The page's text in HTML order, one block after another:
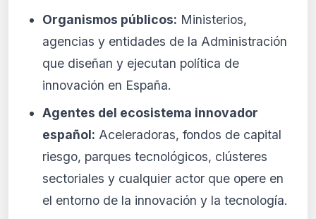
Organismos públicos: Ministerios,
agencias y entidades de la Administración
que diseñan y ejecutan política de
innovación en España.
Agentes del ecosistema innovador
español: Aceleradoras, fondos de capital
riesgo, parques tecnológicos, clústeres
sectoriales y cualquier actor que opere en
el entorno de la innovación y la tecnología.